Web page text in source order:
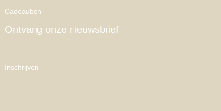
Cadeaubon
Ontvang onze nieuwsbrief
Inschrijven